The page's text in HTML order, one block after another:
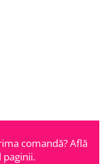
comandă? Află
paginii.